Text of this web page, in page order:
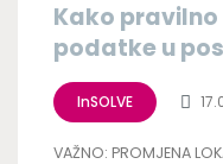
Kako
podatke u
InSOLVE
VAŽNO: PROMJENA